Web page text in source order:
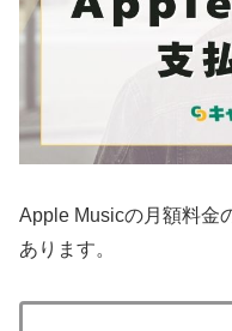
Apple Musicの月額料金
あります。